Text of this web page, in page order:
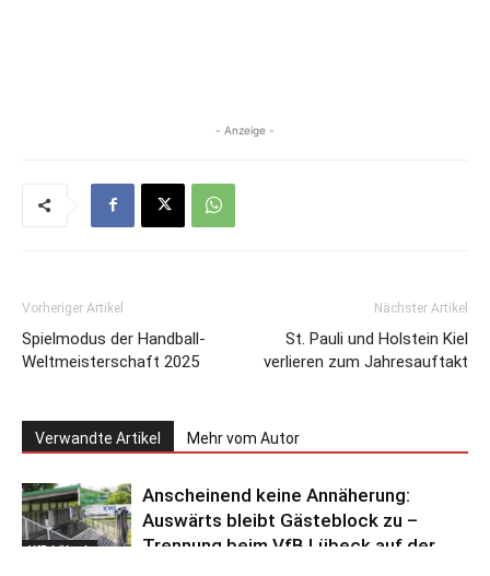
- Anzeige -
Vorheriger Artikel
Spielmodus der Handball-
Weltmeisterschaft 2025
Nächster Artikel
St. Pauli und Holstein Kiel
verlieren zum Jahresauftakt
Verwandte Artikel Mehr vom Autor
VfB Lübeck
Anscheinend keine Annäherung:
Auswärts bleibt Gästeblock zu –
Trennung beim VfB Lübeck auf der